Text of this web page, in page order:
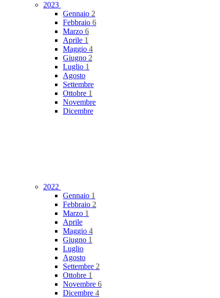
2023
Gennaio 2
Febbraio 6
Marzo 6
Aprile 1
Maggio 4
Giugno 2
Luglio 1
Agosto
Settembre
Ottobre 1
Novembre
Dicembre
2022
Gennaio 1
Febbraio 2
Marzo 1
Aprile
Maggio 4
Giugno 1
Luglio
Agosto
Settembre 2
Ottobre 1
Novembre 6
Dicembre 4